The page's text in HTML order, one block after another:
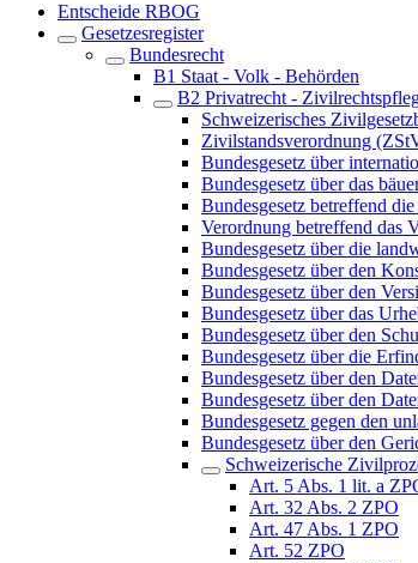
Entscheide RBOG
Gesetzesregister
Bundesrecht
B1 Staat - Volk - Behörden
B2 Privatrecht -
Schweizerisches
Zivilstandsverordnung
Bundesgesetz über
Bundesgesetz über das
Bundesgesetz betreffend
Verordnung betreffend das
Bundesgesetz über die
Bundesgesetz über den
Bundesgesetz über den
Bundesgesetz über das
Bundesgesetz über den
Bundesgesetz über die
Bundesgesetz über den
Bundesgesetz über den
Bundesgesetz gegen den
Bundesgesetz über den
Schweizerische
Art. 5 Abs. 1 lit. a
Art. 32 Abs. 2 ZPO
Art. 47 Abs. 1 ZPO
Art. 52 ZPO